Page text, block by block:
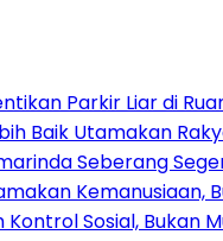
Parkir Liar di
Baik Utamakan
Seberang
Kemanusiaan,
Sosial, Bukan